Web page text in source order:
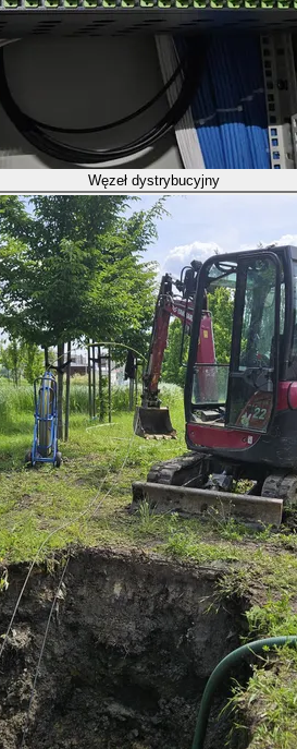
Węzeł dystrybucyjny